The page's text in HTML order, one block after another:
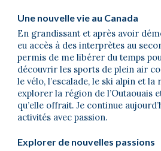
Une nouvelle vie au Canada
En grandissant et après avoir
eu accès à des interprètes au
permis de me libérer du temps
découvrir les sports de plein air
le vélo, l’escalade, le ski alpin et la
explorer la région de l’Outaouais
qu’elle offrait. Je continue
activités avec passion.
Explorer de nouvelles passions